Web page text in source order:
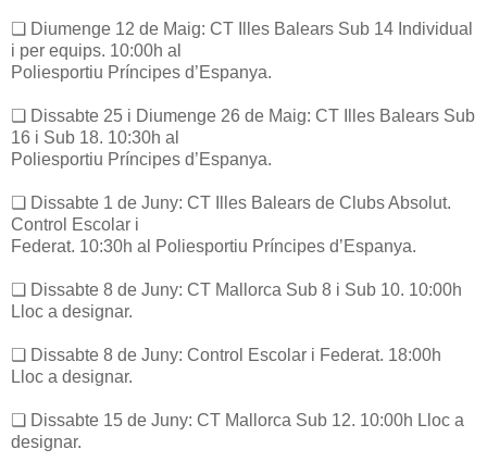
❏ Diumenge 12 de Maig: CT Illes Balears Sub 14 Individual
i per equips. 10:00h al
Poliesportiu Príncipes d’Espanya.
❏ Dissabte 25 i Diumenge 26 de Maig: CT Illes Balears Sub
16 i Sub 18. 10:30h al
Poliesportiu Príncipes d’Espanya.
❏ Dissabte 1 de Juny: CT Illes Balears de Clubs Absolut.
Control Escolar i
Federat. 10:30h al Poliesportiu Príncipes d’Espanya.
❏ Dissabte 8 de Juny: CT Mallorca Sub 8 i Sub 10. 10:00h
Lloc a designar.
❏ Dissabte 8 de Juny: Control Escolar i Federat. 18:00h
Lloc a designar.
❏ Dissabte 15 de Juny: CT Mallorca Sub 12. 10:00h Lloc a
designar.